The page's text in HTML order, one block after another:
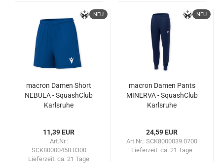
NEU
macron Damen Short
NEBULA - SquashClub
Karlsruhe
11,39 EUR
Art.Nr.:
SCK80000458.0300
Lieferzeit: ca. 21 Tage
NEU
macron Damen Pants
MINERVA - SquashClub
Karlsruhe
24,59 EUR
Art.Nr.: SCK8000039.0700
Lieferzeit: ca. 21 Tage